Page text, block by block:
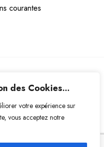
des Cookies...
votre expérience sur
vous acceptez notre
courantes
INSTAGRAM